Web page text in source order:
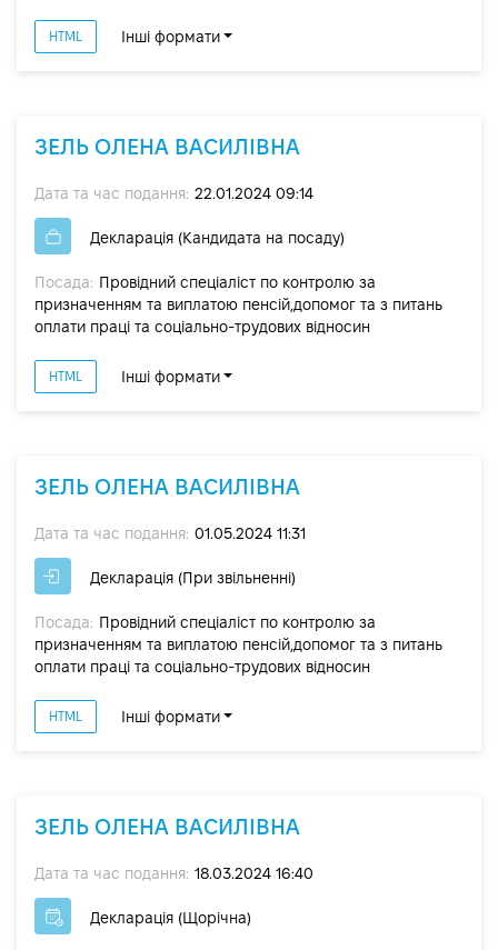
HTML Інші формати
ЗЕЛЬ ОЛЕНА ВАСИЛІВНА
Дата та час подання: 22.01.2024 09:14
Декларація (Кандидата на посаду)
Посада: Провідний спеціаліст по контролю за
призначенням та виплатою пенсій,допомог та з питань
оплати праці та соціально-трудових відносин
HTML Інші формати
ЗЕЛЬ ОЛЕНА ВАСИЛІВНА
Дата та час подання: 01.05.2024 11:31
Декларація (При звільненні)
Посада: Провідний спеціаліст по контролю за
призначенням та виплатою пенсій,допомог та з питань
оплати праці та соціально-трудових відносин
HTML Інші формати
ЗЕЛЬ ОЛЕНА ВАСИЛІВНА
Дата та час подання: 18.03.2024 16:40
Декларація (Щорічна)